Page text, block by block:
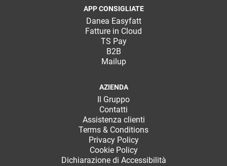
APP CONSIGLIATE
Danea Easyfatt
Fatture in Cloud
TS Pay
B2B
Mailup
AZIENDA
Il Gruppo
Contatti
Assistenza clienti
Terms & Conditions
Privacy Policy
Cookie Policy
Dichiarazione di Accessibilità